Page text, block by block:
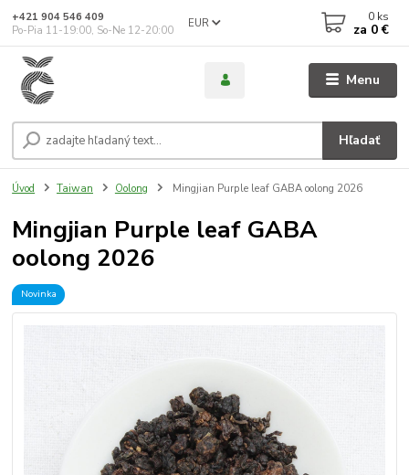
Menu
EUR
Hľadať
+421 904 546 409
Po-Pia 11-19:00, So-Ne 12-20:00
0 ks
za 0 €
Úvod Taiwan Oolong Mingjian Purple leaf GABA oolong 2026
Mingjian Purple leaf GABA
oolong 2026
Novinka